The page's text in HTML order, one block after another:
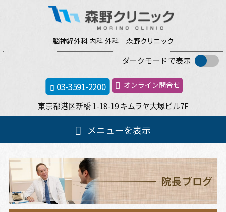
脳神経外科 内科 外科｜森野クリニック
ダークモードで表示
03-3591-2200 オンライン問合せ
東京都港区新橋 1-18-19 キムラヤ大塚ビル7F
ン
メニューを表示
ホーム
クリニック案内
院長ブログ